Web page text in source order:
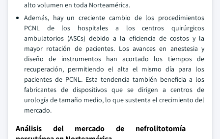
alto volumen en toda Norteamérica.
Además, hay un creciente cambio de los procedimientos
PCNL de los hospitales a los centros quirúrgicos
ambulatorios (ASCs) debido a la eficiencia de costos y la
mayor rotación de pacientes. Los avances en anestesia y
diseño de instrumentos han acortado los tiempos de
recuperación, permitiendo el alta el mismo día para los
pacientes de PCNL. Esta tendencia también beneficia a los
fabricantes de dispositivos que se dirigen a centros de
urología de tamaño medio, lo que sustenta el crecimiento del
mercado.
Análisis del mercado de nefrolitotomía